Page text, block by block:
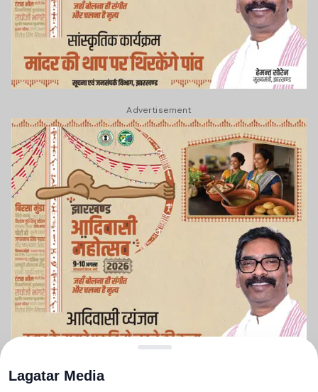
Advertisement
Lagatar Media